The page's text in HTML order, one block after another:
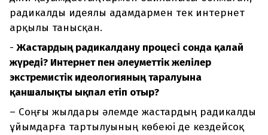
радикалды идеялы адамдармен тек интернет
арқылы танысқан.
-Жастардың радикалдану процесі сонда қалай
жүреді? Интернет пен әлеуметтік желілер
экстремистік идеологияның таралуына
қаншалықты ықпал етіп отыр?
– Соңғы жылдары әлемде жастардың радикалды
ұйымдарға тартылуының көбеюі де кездейсоқ